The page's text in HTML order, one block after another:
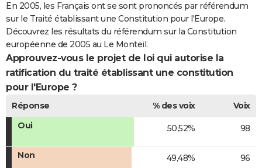
S'inscrire
Se connecter
Lycées
Collèges
Primaires
Universités
Entreprises
Service militaire
Avis de recherche
AVIS DE DÉCÈS
FORUM
Bricolage
Lifestyle
Culture
Sport
Auto
Television
Voyage
Cinema
En 2005, les Français ont se sont prononcés par référendum
sur le Traité établissant une Constitution pour l'Europe.
Découvrez les résultats du référendum sur la Constitution
européenne de 2005 au Le Monteil.
Approuvez-vous le projet de loi qui autorise la
ratification du traité établissant une constitution
pour l'Europe ?
Réponse % des voix
Voix
Oui
50,52% 98
Non 49,48% 96